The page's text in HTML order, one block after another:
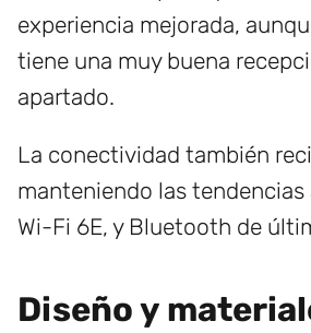
experiencia mejorada,
tiene una muy buena
apartado.
La conectividad también
manteniendo las tendencias
Wi-Fi 6E, y Bluetooth de
Diseño y